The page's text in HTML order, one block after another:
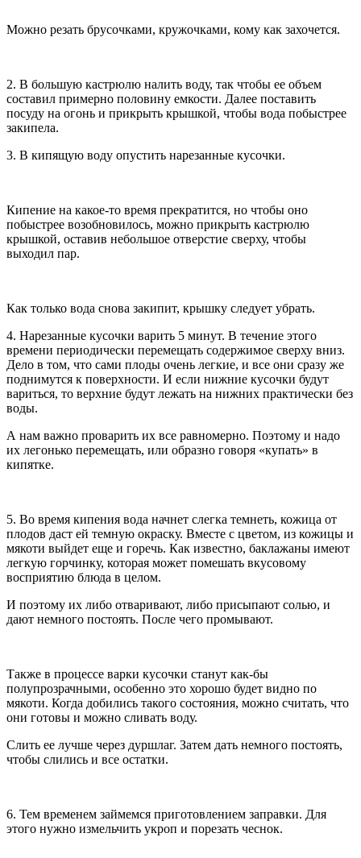
Можно резать брусочками, кружочками, кому как захочется.
2. В большую кастрюлю налить воду, так чтобы ее объем
составил примерно половину емкости. Далее поставить
посуду на огонь и прикрыть крышкой, чтобы вода побыстрее
закипела.
3. В кипящую воду опустить нарезанные кусочки.
Кипение на какое-то время прекратится, но чтобы оно
побыстрее возобновилось, можно прикрыть кастрюлю
крышкой, оставив небольшое отверстие сверху, чтобы
выходил пар.
Как только вода снова закипит, крышку следует убрать.
4. Нарезанные кусочки варить 5 минут. В течение этого
времени периодически перемещать содержимое сверху вниз.
Дело в том, что сами плоды очень легкие, и все они сразу же
поднимутся к поверхности. И если нижние кусочки будут
вариться, то верхние будут лежать на нижних практически без
воды.
А нам важно проварить их все равномерно. Поэтому и надо
их легонько перемещать, или образно говоря «купать» в
кипятке.
5. Во время кипения вода начнет слегка темнеть, кожица от
плодов даст ей темную окраску. Вместе с цветом, из кожицы и
мякоти выйдет еще и горечь. Как известно, баклажаны имеют
легкую горчинку, которая может помешать вкусовому
восприятию блюда в целом.
И поэтому их либо отваривают, либо присыпают солью, и
дают немного постоять. После чего промывают.
Также в процессе варки кусочки станут как-бы
полупрозрачными, особенно это хорошо будет видно по
мякоти. Когда добились такого состояния, можно считать, что
они готовы и можно сливать воду.
Слить ее лучше через дуршлаг. Затем дать немного постоять,
чтобы слились и все остатки.
6. Тем временем займемся приготовлением заправки. Для
этого нужно измельчить укроп и порезать чеснок.